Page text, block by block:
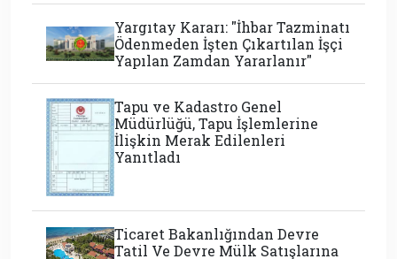
Yargıtay Kararı: "İhbar Tazminatı
Ödenmeden İşten Çıkartılan İşçi
Yapılan Zamdan Yararlanır"
Tapu ve Kadastro Genel
Müdürlüğü, Tapu İşlemlerine
İlişkin Merak Edilenleri
Yanıtladı
Ticaret Bakanlığından Devre
Tatil Ve Devre Mülk Satışlarına